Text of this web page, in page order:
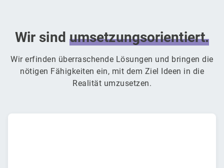
Wir sind umsetzungsorientiert.
Wir erfinden überraschende Lösungen und bringen die
nötigen Fähigkeiten ein, mit dem Ziel Ideen in die
Realität umzusetzen.